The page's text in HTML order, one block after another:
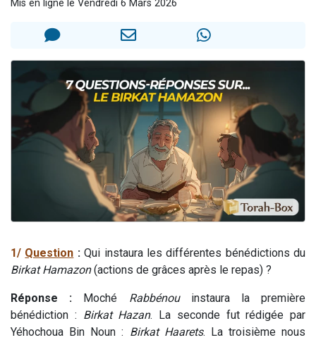
12 nouvelles musiques dans Torah-Box Music
Mis en ligne le Vendredi 6 Mars 2026
1/ Question :Qui instaura les différentes bénédictions du
Birkat Hamazon(actions de grâces après le repas) ?
Réponse : Moché Rabbénou instaura la première
bénédiction : Birkat Hazan. La seconde fut rédigée par
Yéhochoua Bin Noun : Birkat Haarets. La troisième nous